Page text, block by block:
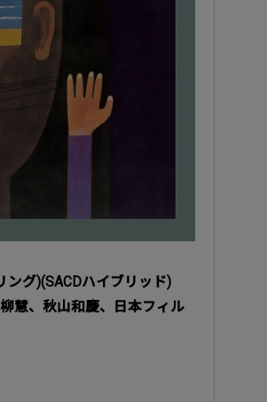
グ)(SACDハイブリッド)
慧、秋山和慶、日本フィル